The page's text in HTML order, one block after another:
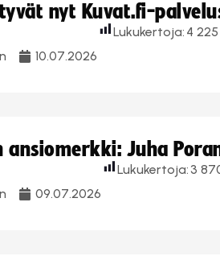
nyt Kuvat.fi-
10.07.2026
Lukukertoja: 4 225
Juha
09.07.2026
Lukukertoja: 3